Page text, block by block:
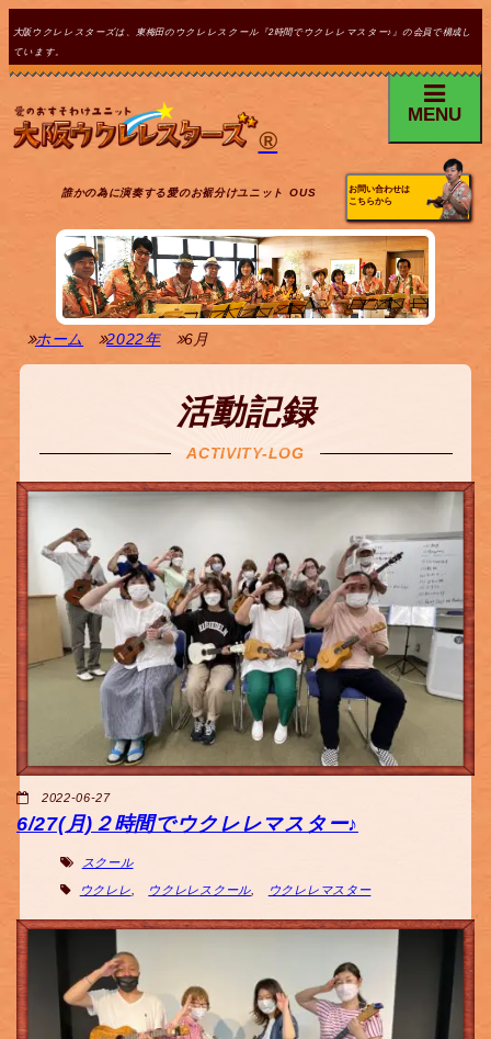
大阪ウクレレスターズは、東梅田のウクレレスクール『2時間でウクレレマスター♪』の会員で構成し
ています。
®
MENU
誰かの為に演奏する愛のお裾分けユニット OUS
お問い合わせは
こちらから
ホーム 2022年 6月
活動記録
ACTIVITY-LOG
2022-06-27
6/27(月)２時間でウクレレマスター♪
スクール
ウクレレ ウクレレスクール, ウクレレマスター